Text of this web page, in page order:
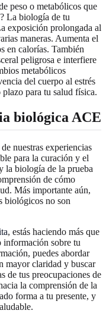
peso o metabólicos que
La biología de tu
exposición prolongada al
maneras. Aumenta el
en calorías. También
peligrosa e interfiere
metabólicos
del cuerpo al estrés
para tu salud física.
biológica ACE
nuestras experiencias
para la curación y el
la biología de la prueba
de cómo
Más importante aún,
biológicos no son
, estás haciendo más que
información sobre tu
puedes abordar
mayor claridad y buscar
de tus preocupaciones de
la comprensión de la
forma a tu presente, y